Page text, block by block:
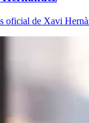
oficial de Xavi